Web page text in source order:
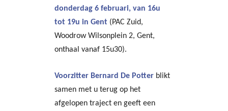
donderdag 6 februari, van 16u
tot 19u in Gent (PAC Zuid,
Woodrow Wilsonplein 2, Gent,
onthaal vanaf 15u30).
Voorzitter Bernard De Potter blikt
samen met u terug op het
afgelopen traject en geeft een